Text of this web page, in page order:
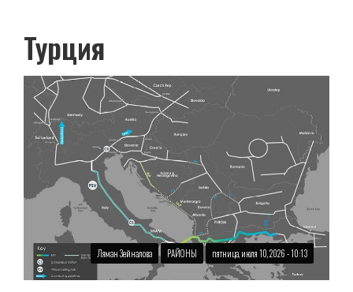
Турция
Ляман Зейналова РАЙОНЫ пятница, июля 10, 2026 - 10:13